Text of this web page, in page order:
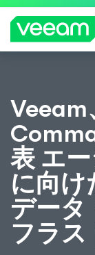
るお客
続き
を読
む
表 エ
に向
デー
フラ